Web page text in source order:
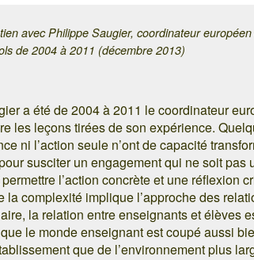
avec Philippe Saugier, coordinateur
de 2004 à 2011 (décembre 2013)
a été de 2004 à 2011 le coordinateur
les leçons tirées de son expérience.
ni l’action seule n’ont de capacité
susciter un engagement qui ne soit pas
l’action concrète et une réflexion
la complexité implique l’approche des
la relation entre enseignants et élèves
le monde enseignant est coupé aussi
que de l’environnement plus